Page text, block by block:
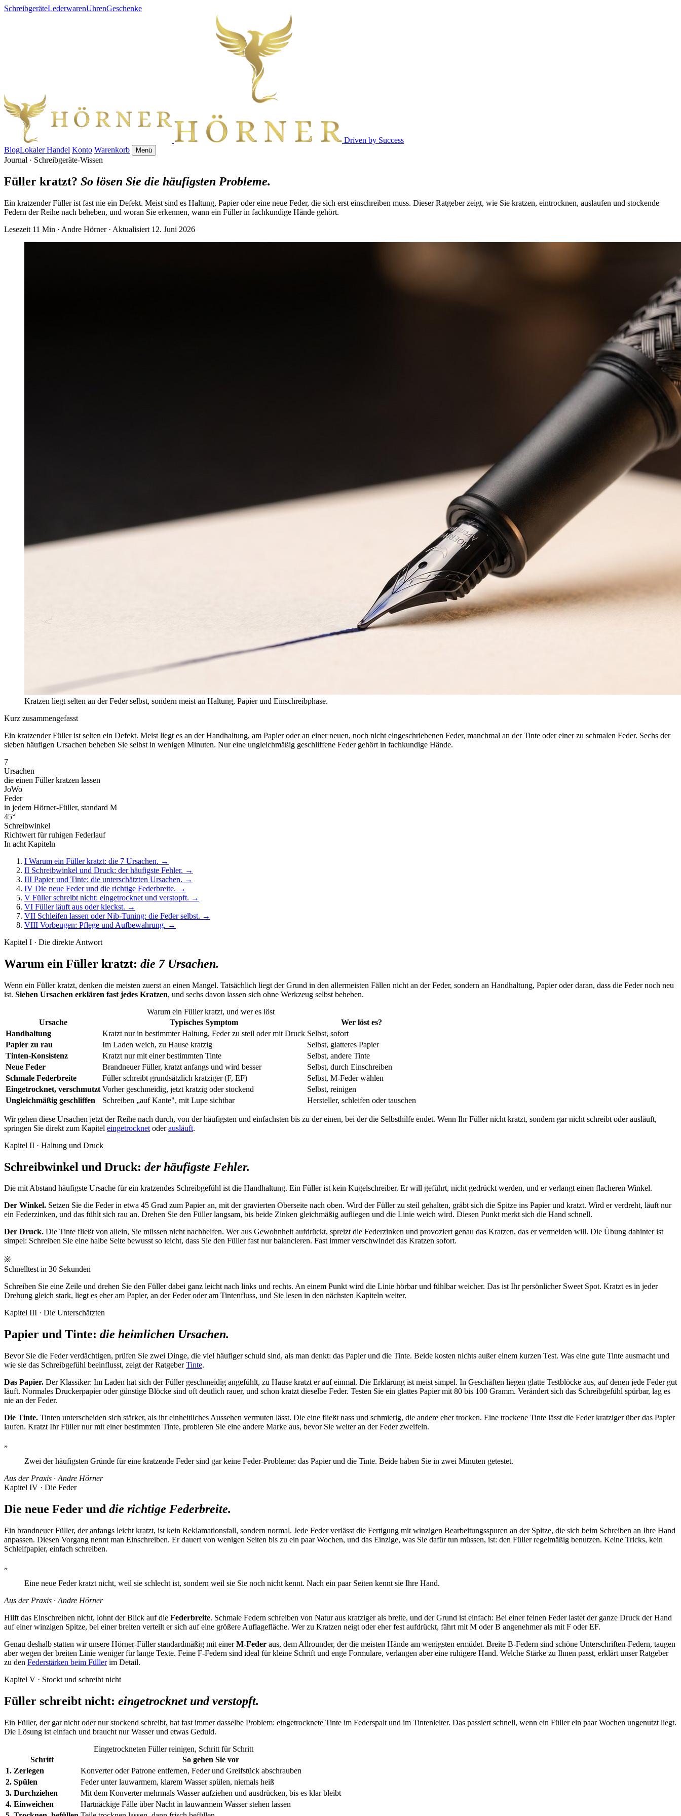
SchreibgeräteLederwarenUhrenGeschenke
Driven by Success
BlogLokaler Handel Konto Warenkorb Menü
Journal · Schreibgeräte-Wissen
Füller kratzt? So lösen Sie die häufigsten Probleme.
Ein kratzender Füller ist fast nie ein Defekt. Meist sind es Haltung, Papier oder eine neue Feder, die sich erst einschreiben muss. Dieser Ratgeber zeigt, wie Sie kratzen, eintrocknen, auslaufen und stockende
Federn der Reihe nach beheben, und woran Sie erkennen, wann ein Füller in fachkundige Hände gehört.
Lesezeit 11 Min · Andre Hörner · Aktualisiert 12. Juni 2026
Kratzen liegt selten an der Feder selbst, sondern meist an Haltung, Papier und Einschreibphase.
Kurz zusammengefasst
Ein kratzender Füller ist selten ein Defekt. Meist liegt es an der Handhaltung, am Papier oder an einer neuen, noch nicht eingeschriebenen Feder, manchmal an der Tinte oder einer zu schmalen Feder. Sechs der
sieben häufigen Ursachen beheben Sie selbst in wenigen Minuten. Nur eine ungleichmäßig geschliffene Feder gehört in fachkundige Hände.
7
Ursachen
die einen Füller kratzen lassen
JoWo
Feder
in jedem Hörner-Füller, standard M
45°
Schreibwinkel
Richtwert für ruhigen Federlauf
In acht Kapiteln
I Warum ein Füller kratzt: die 7 Ursachen. →
II Schreibwinkel und Druck: der häufigste Fehler. →
III Papier und Tinte: die unterschätzten Ursachen. →
IV Die neue Feder und die richtige Federbreite. →
V Füller schreibt nicht: eingetrocknet und verstopft. →
VI Füller läuft aus oder kleckst. →
VII Schleifen lassen oder Nib-Tuning: die Feder selbst. →
VIII Vorbeugen: Pflege und Aufbewahrung. →
Kapitel I · Die direkte Antwort
Warum ein Füller kratzt: die 7 Ursachen.
Wenn ein Füller kratzt, denken die meisten zuerst an einen Mangel. Tatsächlich liegt der Grund in den allermeisten Fällen nicht an der Feder, sondern an Handhaltung, Papier oder daran, dass die Feder noch neu
ist. Sieben Ursachen erklären fast jedes Kratzen, und sechs davon lassen sich ohne Werkzeug selbst beheben.
Warum ein Füller kratzt, und wer es löst
Ursache
Typisches Symptom
Wer löst es?
Handhaltung
Kratzt nur in bestimmter Haltung, Feder zu steil oder mit Druck Selbst, sofort
Papier zu rau
Im Laden weich, zu Hause kratzig
Selbst, glatteres Papier
Tinten-Konsistenz
Kratzt nur mit einer bestimmten Tinte
Selbst, andere Tinte
Neue Feder
Brandneuer Füller, kratzt anfangs und wird besser
Selbst, durch Einschreiben
Schmale Federbreite
Füller schreibt grundsätzlich kratziger (F, EF)
Selbst, M-Feder wählen
Eingetrocknet, verschmutzt Vorher geschmeidig, jetzt kratzig oder stockend
Selbst, reinigen
Ungleichmäßig geschliffen
Schreiben „auf Kante", mit Lupe sichtbar Hersteller, schleifen oder tauschen
Wir gehen diese Ursachen jetzt der Reihe nach durch, von der häufigsten und einfachsten bis zu der einen, bei der die Selbsthilfe endet. Wenn Ihr Füller nicht kratzt, sondern gar nicht schreibt oder ausläuft,
springen Sie direkt zum Kapitel eingetrocknet oderausläuft.
Kapitel II · Haltung und Druck
Schreibwinkel und Druck: der häufigste Fehler.
Die mit Abstand häufigste Ursache für ein kratzendes Schreibgefühl ist die Handhaltung. Ein Füller ist kein Kugelschreiber. Er will geführt, nicht gedrückt werden, und er verlangt einen flacheren Winkel.
Der Winkel. Setzen Sie die Feder in etwa 45 Grad zum Papier an, mit der gravierten Oberseite nach oben. Wird der Füller zu steil gehalten, gräbt sich die Spitze ins Papier und kratzt. Wird er verdreht, läuft nur
ein Federzinken, und das fühlt sich rau an. Drehen Sie den Füller langsam, bis beide Zinken gleichmäßig aufliegen und die Linie weich wird. Diesen Punkt merkt sich die Hand schnell.
Der Druck. Die Tinte fließt von allein, Sie müssen nicht nachhelfen. Wer aus Gewohnheit aufdrückt, spreizt die Federzinken und provoziert genau das Kratzen, das er vermeiden will. Die Übung dahinter ist
simpel: Schreiben Sie eine halbe Seite bewusst so leicht, dass Sie den Füller fast nur balancieren. Fast immer verschwindet das Kratzen sofort.
※
Schnelltest in 30 Sekunden
Schreiben Sie eine Zeile und drehen Sie den Füller dabei ganz leicht nach links und rechts. An einem Punkt wird die Linie hörbar und fühlbar weicher. Das ist Ihr persönlicher Sweet Spot. Kratzt es in jeder
Drehung gleich stark, liegt es eher am Papier, an der Feder oder am Tintenfluss, und Sie lesen in den nächsten Kapiteln weiter.
Kapitel III · Die Unterschätzten
Papier und Tinte: die heimlichen Ursachen.
Bevor Sie die Feder verdächtigen, prüfen Sie zwei Dinge, die viel häufiger schuld sind, als man denkt: das Papier und die Tinte. Beide kosten nichts außer einem kurzen Test. Was eine gute Tinte ausmacht und
wie sie das Schreibgefühl beeinflusst, zeigt der RatgeberTinte.
Das Papier. Der Klassiker: Im Laden hat sich der Füller geschmeidig angefühlt, zu Hause kratzt er auf einmal. Die Erklärung ist meist simpel. In Geschäften liegen glatte Testblöcke aus, auf denen jede Feder gut
läuft. Normales Druckerpapier oder günstige Blöcke sind oft deutlich rauer, und schon kratzt dieselbe Feder. Testen Sie ein glattes Papier mit 80 bis 100 Gramm. Verändert sich das Schreibgefühl spürbar, lag es
nie an der Feder.
Die Tinte. Tinten unterscheiden sich stärker, als ihr einheitliches Aussehen vermuten lässt. Die eine fließt nass und schmierig, die andere eher trocken. Eine trockene Tinte lässt die Feder kratziger über das Papier
laufen. Kratzt Ihr Füller nur mit einer bestimmten Tinte, probieren Sie eine andere Marke aus, bevor Sie weiter an der Feder zweifeln.
„
Zwei der häufigsten Gründe für eine kratzende Feder sind gar keine Feder-Probleme: das Papier und die Tinte. Beide haben Sie in zwei Minuten getestet.
Aus der Praxis · Andre Hörner
Kapitel IV · Die Feder
Die neue Feder und die richtige Federbreite.
Ein brandneuer Füller, der anfangs leicht kratzt, ist kein Reklamationsfall, sondern normal. Jede Feder verlässt die Fertigung mit winzigen Bearbeitungsspuren an der Spitze, die sich beim Schreiben an Ihre Hand
anpassen. Diesen Vorgang nennt man Einschreiben. Er dauert von wenigen Seiten bis zu ein paar Wochen, und das Einzige, was Sie dafür tun müssen, ist: den Füller regelmäßig benutzen. Keine Tricks, kein
Schleifpapier, einfach schreiben.
„
Eine neue Feder kratzt nicht, weil sie schlecht ist, sondern weil sie Sie noch nicht kennt. Nach ein paar Seiten kennt sie Ihre Hand.
Aus der Praxis · Andre Hörner
Hilft das Einschreiben nicht, lohnt der Blick auf die Federbreite. Schmale Federn schreiben von Natur aus kratziger als breite, und der Grund ist einfach: Bei einer feinen Feder lastet der ganze Druck der Hand
auf einer winzigen Spitze, bei einer breiten verteilt er sich auf eine größere Auflagefläche. Wer zu Kratzen neigt oder eher fest aufdrückt, fährt mit M oder B angenehmer als mit F oder EF.
Genau deshalb statten wir unsere Hörner-Füller standardmäßig mit einerM-Feder aus, dem Allrounder, der die meisten Hände am wenigsten ermüdet. Breite B-Federn sind schöne Unterschriften-Federn, taugen
aber wegen der breiten Linie weniger für lange Texte. Feine F-Federn sind ideal für kleine Schrift und enge Formulare, verlangen aber eine ruhigere Hand. Welche Stärke zu Ihnen passt, erklärt unser Ratgeber
zu den Federstärken beim Füllerim Detail.
Kapitel V · Stockt und schreibt nicht
Füller schreibt nicht: eingetrocknet und verstopft.
Ein Füller, der gar nicht oder nur stockend schreibt, hat fast immer dasselbe Problem: eingetrocknete Tinte im Federspalt und im Tintenleiter. Das passiert schnell, wenn ein Füller ein paar Wochen ungenutzt liegt.
Die Lösung ist einfach und braucht nur Wasser und etwas Geduld.
Eingetrockneten Füller reinigen, Schritt für Schritt
Schritt
So gehen Sie vor
1. Zerlegen
Konverter oder Patrone entfernen, Feder und Greifstück abschrauben
2. Spülen
Feder unter lauwarmem, klarem Wasser spülen, niemals heiß
3. Durchziehen
Mit dem Konverter mehrmals Wasser aufziehen und ausdrücken, bis es klar bleibt
4. Einweichen
Hartnäckige Fälle über Nacht in lauwarmem Wasser stehen lassen